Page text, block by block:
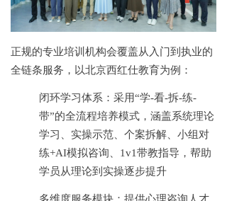
正规的专业培训机构会覆盖从入门到执业的
全链条服务，以北京西红仕教育为例：
闭环学习体系：采用“学-看-拆-练-
带”的全流程培养模式，涵盖系统理论
学习、实操示范、个案拆解、小组对
练+AI模拟咨询、1v1带教指导，帮助
学员从理论到实操逐步提升